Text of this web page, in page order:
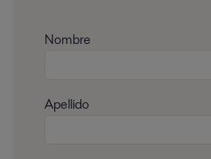
Nombre
Apellido